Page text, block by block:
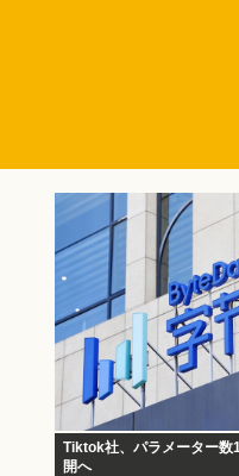
Tiktok社、パラメーター数
開へ